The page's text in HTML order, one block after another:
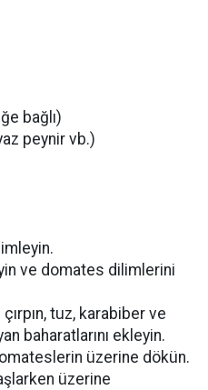
bağlı)
peynir vb.)
ve domates dilimlerini
tuz, karabiber ve
baharatlarını ekleyin.
üzerine dökün.
üzerine